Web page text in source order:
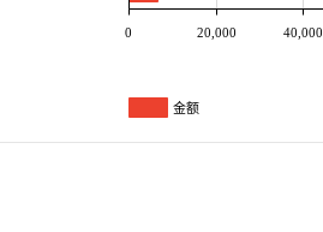
0 20,000 40,000
金额